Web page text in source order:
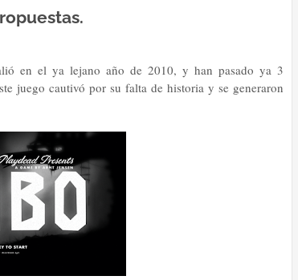
en el ya lejano año de 2010, y han pasado ya 3
juego cautivó por su falta de historia y se generaron